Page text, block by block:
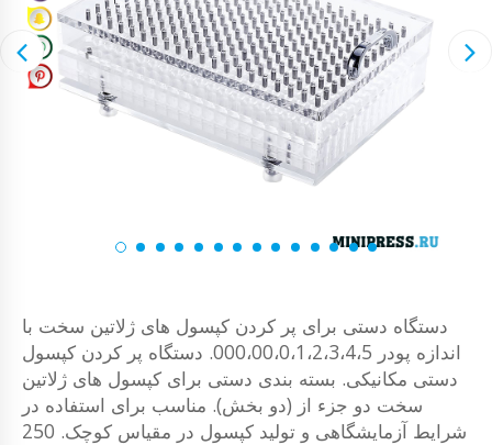
دستگاه دستی برای پر کردن کپسول های ژلاتین سخت با
اندازه پودر 000،00،0،1،2،3،4،5. دستگاه پر کردن کپسول
دستی مکانیکی. بسته بندی دستی برای کپسول های ژلاتین
سخت دو جزء از (دو بخش). مناسب برای استفاده در
شرایط آزمایشگاهی و تولید کپسول در مقیاس کوچک. 250